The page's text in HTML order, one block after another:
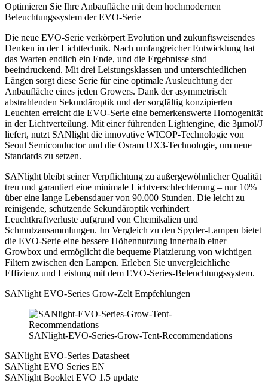
Optimieren Sie Ihre Anbaufläche mit dem hochmodernen
Beleuchtungssystem der EVO-Serie
Die neue EVO-Serie verkörpert Evolution und zukunftsweisendes
Denken in der Lichttechnik. Nach umfangreicher Entwicklung hat
das Warten endlich ein Ende, und die Ergebnisse sind
beeindruckend. Mit drei Leistungsklassen und unterschiedlichen
Längen sorgt diese Serie für eine optimale Ausleuchtung der
Anbaufläche eines jeden Growers. Dank der asymmetrisch
abstrahlenden Sekundäroptik und der sorgfältig konzipierten
Leuchten erreicht die EVO-Serie eine bemerkenswerte Homogenität
in der Lichtverteilung. Mit einer führenden Lightengine, die 3µmol/J
liefert, nutzt SANlight die innovative WICOP-Technologie von
Seoul Semiconductor und die Osram UX3-Technologie, um neue
Standards zu setzen.
SANlight bleibt seiner Verpflichtung zu außergewöhnlicher Qualität
treu und garantiert eine minimale Lichtverschlechterung – nur 10%
über eine lange Lebensdauer von 90.000 Stunden. Die leicht zu
reinigende, schützende Sekundäroptik verhindert
Leuchtkraftverluste aufgrund von Chemikalien und
Schmutzansammlungen. Im Vergleich zu den Spyder-Lampen bietet
die EVO-Serie eine bessere Höhennutzung innerhalb einer
Growbox und ermöglicht die bequeme Platzierung von wichtigen
Filtern zwischen den Lampen. Erleben Sie unvergleichliche
Effizienz und Leistung mit dem EVO-Series-Beleuchtungssystem.
SANlight EVO-Series Grow-Zelt Empfehlungen
SANlight-EVO-Series-Grow-Tent-Recommendations
SANlight EVO-Series Datasheet
SANlight EVO Series EN
SANlight Booklet EVO 1.5 update